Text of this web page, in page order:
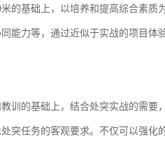
的基础上，以培养和提高综合素
能力等，通过近似于实战的项目
训的基础上，结合处突实战的需
突任务的客观要求。不仅可以强化